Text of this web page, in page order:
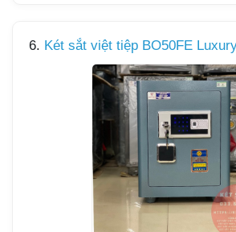
6. Két sắt việt tiệp BO50FE